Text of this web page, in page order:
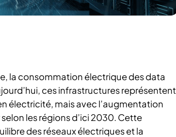
la consommation électrique des data
ces infrastructures représentent
électricité, mais avec l’augmentation
les régions d’ici 2030. Cette
des réseaux électriques et la